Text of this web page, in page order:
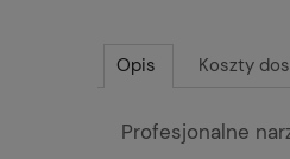
Opis Koszty
Profesjonalne